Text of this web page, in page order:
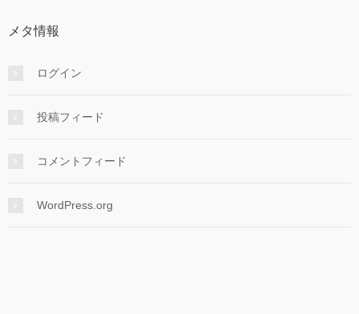
メタ情報
ログイン
投稿フィード
コメントフィード
WordPress.org